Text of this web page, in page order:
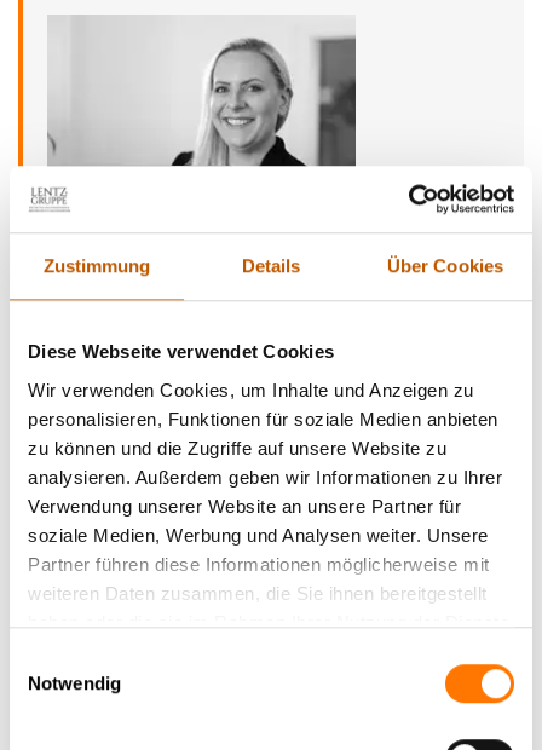
Zustimmung Details Über Cookies
Diese Webseite verwendet Cookies
Wir verwenden Cookies, um Inhalte und Anzeigen zu
personalisieren, Funktionen für soziale Medien anbieten
zu können und die Zugriffe auf unsere Website zu
analysieren. Außerdem geben wir Informationen zu Ihrer
Verwendung unserer Website an unsere Partner für
soziale Medien, Werbung und Analysen weiter. Unsere
Partner führen diese Informationen möglicherweise mit
weiteren Daten zusammen, die Sie ihnen bereitgestellt
haben oder die sie im Rahmen Ihrer Nutzung der Dienste
Notwendig
Frances R. Lentz, Jahrgang 1989, ist seit 2010 in der
Detektei Lentz GmbH & Co. Detektive KG tätig. Sie
Studium eine Ausbildung zur Kauffrau für
Büromanagement und anschließend die zweijährige
Ausbildung zur ZAD geprüften Privatermittlerin (IHK).
Frau Lentz verfügt über langjährige
Observationserfahrung im In- und Ausland und ist
zudem ausgebildete Mediatorin (Univ.).
In ihrer Freizeit kocht und backt die Mutter eines
Sohnes leidenschaftlich gerne, fährt Motorrad und liebt
Nehmen Sie